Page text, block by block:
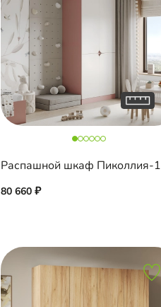
Распашной шкаф Пиколлия-1
80 660